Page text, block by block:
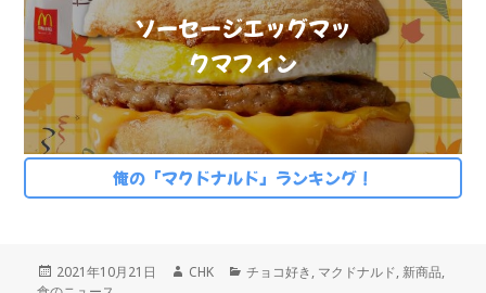
ソーセージエッグマッ
クマフィン
俺の「マクドナルド」ランキング！
投
2021年10月21日
作
CHK
カ
チョコ好き, マクドナルド, 新商品,